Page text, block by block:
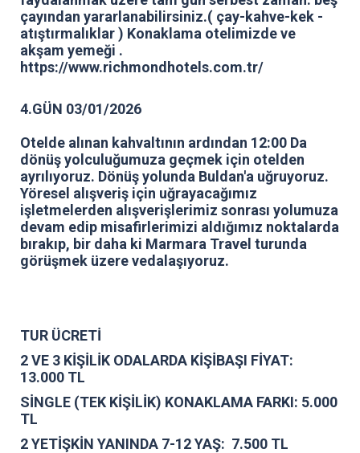
çayından yararlanabilirsiniz.( çay-kahve-kek -
atıştırmalıklar ) Konaklama otelimizde ve
akşam yemeği .
https://www.richmondhotels.com.tr/
4.GÜN 03/01/2026
Otelde alınan kahvaltının ardından 12:00 Da
dönüş yolculuğumuza geçmek için otelden
ayrılıyoruz. Dönüş yolunda Buldan'a uğruyoruz.
Yöresel alışveriş için uğrayacağımız
işletmelerden alışverişlerimiz sonrası yolumuza
devam edip misafirlerimizi aldığımız noktalarda
bırakıp, bir daha ki Marmara Travel turunda
görüşmek üzere vedalaşıyoruz.
TUR ÜCRETİ
2 VE 3 KİŞİLİK ODALARDA KİŞİBAŞI FİYAT:
13.000 TL
SİNGLE (TEK KİŞİLİK) KONAKLAMA FARKI: 5.000
TL
2 YETİŞKİN YANINDA 7-12 YAŞ: 7.500 TL